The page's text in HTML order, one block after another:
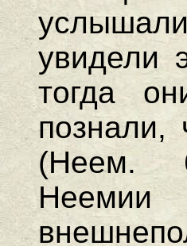
увидели
тогда
познали,
(Неем.